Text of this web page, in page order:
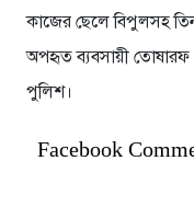
কাজের ছেলে বিপুলসহ
অপহৃত ব্যবসায়ী তোষারফ
পুলিশ।
Facebook